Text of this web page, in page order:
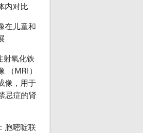
内对比
在儿童和
射氧化铁
（MRI）
像，用于
忌症的肾
胞嘧啶联